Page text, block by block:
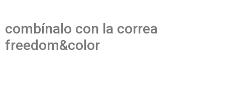
combínalo con la correa
freedom&color